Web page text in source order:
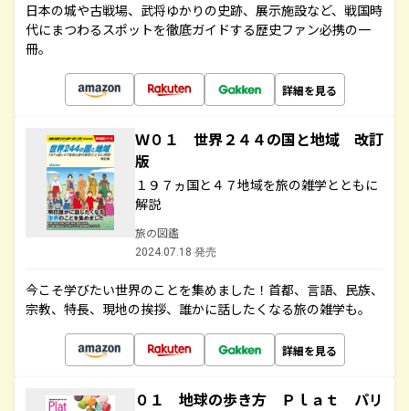
日本の城や古戦場、武将ゆかりの史跡、展示施設など、戦国時
代にまつわるスポットを徹底ガイドする歴史ファン必携の一
冊。
詳細を見る
Ｗ０１ 世界２４４の国と地域 改訂
版
１９７ヵ国と４７地域を旅の雑学とともに
解説
旅の図鑑
2024.07.18 発売
今こそ学びたい世界のことを集めました！首都、言語、民族、
宗教、特長、現地の挨拶、誰かに話したくなる旅の雑学も。
詳細を見る
０１ 地球の歩き方 Ｐｌａｔ パリ